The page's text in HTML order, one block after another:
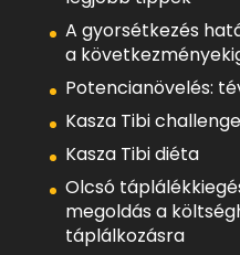
A gyorsétkezés
a
Potencianövelés:
Kasza Tibi
Kasza Tibi diéta
Olcsó
megoldás a
táplálkozásra